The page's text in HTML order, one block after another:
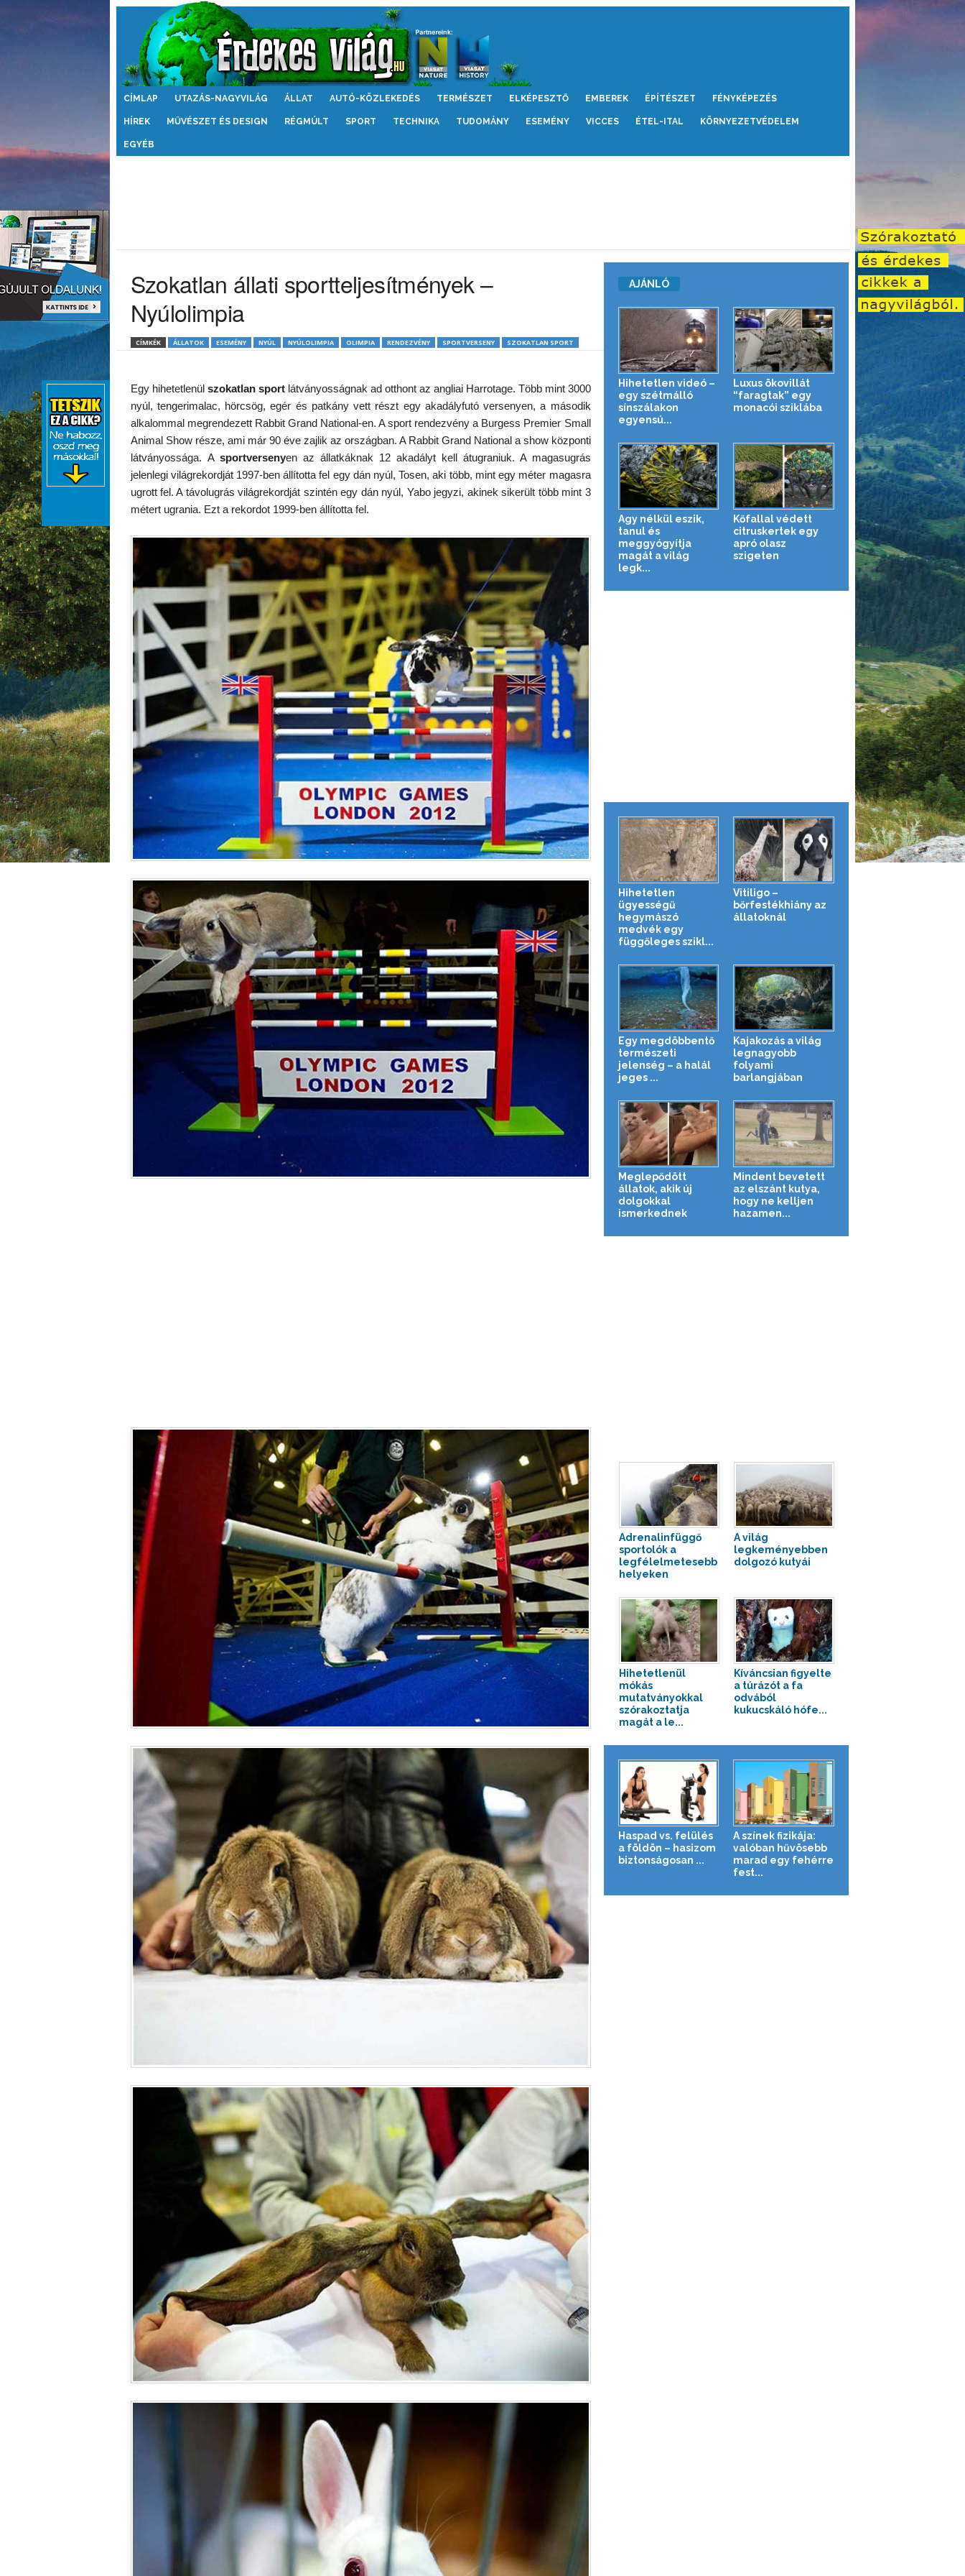
Érdekes
CÍMLAP UTAZÁS-NAGYVILÁG ÁLLAT AUTÓ-KÖZLEKEDÉS TERMÉSZET ELKÉPESZTŐ EMBEREK ÉPÍTÉSZET FÉNYKÉPEZÉS
HÍREK MŰVÉSZET ÉS DESIGN RÉGMÚLT SPORT TECHNIKA TUDOMÁNY ESEMÉNY VICCES ÉTEL-ITAL KÖRNYEZETVÉDELEM
EGYÉB
Szokatlan állati sportteljesítmények –
Nyúlolimpia
CÍMKÉK ÁLLATOK ESEMÉNY NYÚL NYÚLOLIMPIA OLIMPIA RENDEZVÉNY SPORTVERSENY SZOKATLAN SPORT
Egy hihetetlenül szokatlan sportlátványosságnak ad otthont az angliai Harrotage. Több mint 3000
nyúl, tengerimalac, hörcsög, egér és patkány vett részt egy akadályfutó versenyen, a második
alkalommal megrendezett Rabbit Grand National-en. A sport rendezvény a Burgess Premier Small
Animal Show része, ami már 90 éve zajlik az országban. A Rabbit Grand National a show központi
látványossága. A sportversenyen az állatkáknak 12 akadályt kell átugraniuk. A magasugrás
jelenlegi világrekordját 1997-ben állította fel egy dán nyúl, Tosen, aki több, mint egy méter magasra
ugrott fel. A távolugrás világrekordját szintén egy dán nyúl, Yabo jegyzi, akinek sikerült több mint 3
métert ugrania. Ezt a rekordot 1999-ben állította fel.
AJÁNLÓ
Hihetetlen videó –
egy szétmálló
sínszálakon
egyensú...
Luxus ökovillát
“faragtak” egy
monacói sziklába
Agy nélkül eszik,
tanul és
meggyógyítja
magát a világ
legk...
Kőfallal védett
citruskertek egy
apró olasz
szigeten
Hihetetlen
ügyességű
hegymászó
medvék egy
függőleges szikl...
Vitiligo –
bőrfestékhiány az
állatoknál
Egy megdöbbentő
természeti
jelenség – a halál
jeges ...
Kajakozás a világ
legnagyobb
folyami
barlangjában
Meglepődött
állatok, akik új
dolgokkal
ismerkednek
Mindent bevetett
az elszánt kutya,
hogy ne kelljen
hazamen...
Adrenalinfüggő
sportolók a
legfélelmetesebb
helyeken
A világ
legkeményebben
dolgozó kutyái
Hihetetlenül
mókás
mutatványokkal
szórakoztatja
magát a le...
Kíváncsian figyelte
a túrázót a fa
odvából
kukucskáló hófe...
Haspad vs. felülés
a földön – hasizom
biztonságosan ...
A színek fizikája:
valóban hűvösebb
marad egy fehérre
fest...